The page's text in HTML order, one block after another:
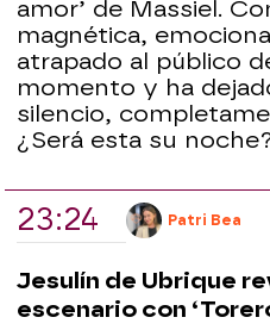
amor’ de Massiel.
magnética,
atrapado al público
momento y ha
silencio,
¿Será esta su
23:24 Patri Bea
Jesulín de Ubrique
escenario con